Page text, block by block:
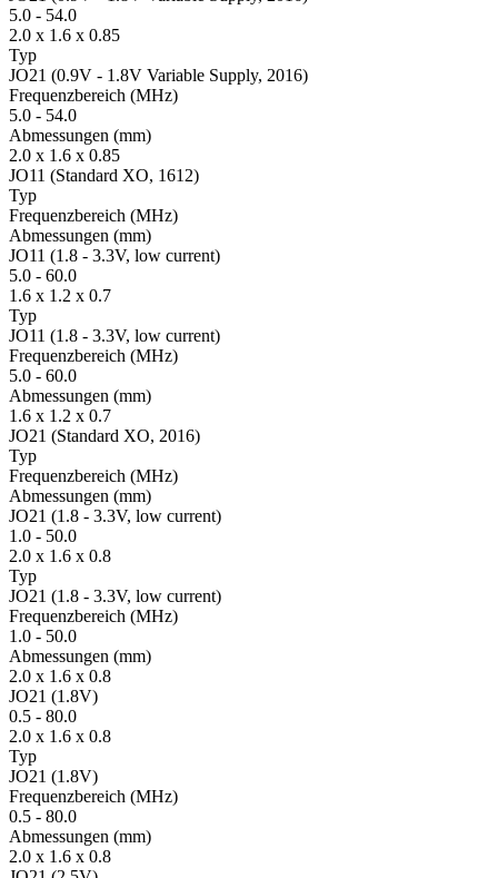
5.0 - 54.0
2.0 x 1.6 x 0.85
Typ
JO21 (0.9V - 1.8V Variable Supply, 2016)
Fre­quenz­bereich (MHz)
5.0 - 54.0
Ab­mes­sungen (mm)
2.0 x 1.6 x 0.85
JO11 (Standard XO, 1612)
Typ
Fre­quenz­bereich (MHz)
Ab­mes­sungen (mm)
JO11 (1.8 - 3.3V, low current)
5.0 - 60.0
1.6 x 1.2 x 0.7
Typ
JO11 (1.8 - 3.3V, low current)
Fre­quenz­bereich (MHz)
5.0 - 60.0
Ab­mes­sungen (mm)
1.6 x 1.2 x 0.7
JO21 (Standard XO, 2016)
Typ
Fre­quenz­bereich (MHz)
Ab­mes­sungen (mm)
JO21 (1.8 - 3.3V, low current)
1.0 - 50.0
2.0 x 1.6 x 0.8
Typ
JO21 (1.8 - 3.3V, low current)
Fre­quenz­bereich (MHz)
1.0 - 50.0
Ab­mes­sungen (mm)
2.0 x 1.6 x 0.8
JO21 (1.8V)
0.5 - 80.0
2.0 x 1.6 x 0.8
Typ
JO21 (1.8V)
Fre­quenz­bereich (MHz)
0.5 - 80.0
Ab­mes­sungen (mm)
2.0 x 1.6 x 0.8